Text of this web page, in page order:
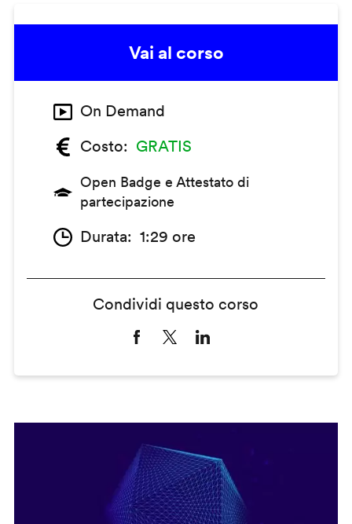
Vai al corso
On Demand
Costo
GRATIS
Open Badge e Attestato di
partecipazione
Durata 1:29 ore
Condividi questo corso